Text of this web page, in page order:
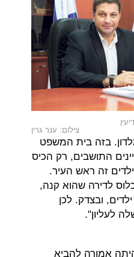
צילום: ענר גרין
בזה בית המשפט
התושבים, רק הכיס
זה ראש העיר.
לדירה שהוא קנה,
ובצדק. לכן
לעליון".
אמורה להביא